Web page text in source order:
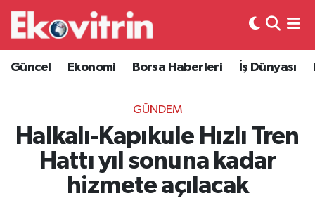
Güncel Ekonomi Borsa Haberleri İş Dünyası
GÜNDEM
Halkalı-Kapıkule Hızlı Tren
Hattı yıl sonuna kadar
hizmete açılacak
Güncel
Ekonomi
Borsa Haberleri
İş Dünyası
Lojistik
Hava Durumu
Trafik Durumu
Süper Lig Puan Durumu ve Fikstür
Tüm Manşetler
Son Dakika Haberleri